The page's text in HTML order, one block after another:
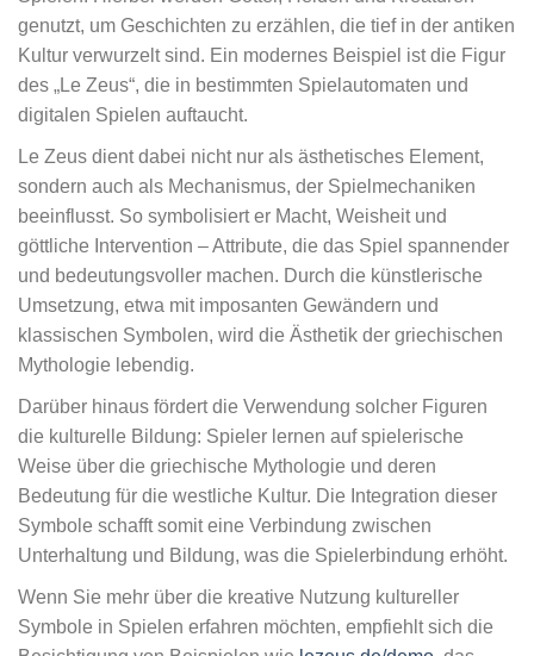
genutzt, um Geschichten zu erzählen, die tief in der antiken
Kultur verwurzelt sind. Ein modernes Beispiel ist die Figur
des „Le Zeus“, die in bestimmten Spielautomaten und
digitalen Spielen auftaucht.
Le Zeus dient dabei nicht nur als ästhetisches Element,
sondern auch als Mechanismus, der Spielmechaniken
beeinflusst. So symbolisiert er Macht, Weisheit und
göttliche Intervention – Attribute, die das Spiel spannender
und bedeutungsvoller machen. Durch die künstlerische
Umsetzung, etwa mit imposanten Gewändern und
klassischen Symbolen, wird die Ästhetik der griechischen
Mythologie lebendig.
Darüber hinaus fördert die Verwendung solcher Figuren
die kulturelle Bildung: Spieler lernen auf spielerische
Weise über die griechische Mythologie und deren
Bedeutung für die westliche Kultur. Die Integration dieser
Symbole schafft somit eine Verbindung zwischen
Unterhaltung und Bildung, was die Spielerbindung erhöht.
Wenn Sie mehr über die kreative Nutzung kultureller
Symbole in Spielen erfahren möchten, empfiehlt sich die